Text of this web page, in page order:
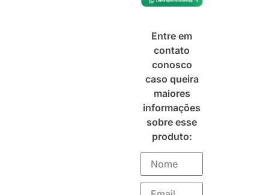
Entre em
contato
conosco
caso queira
maiores
informações
sobre esse
produto: